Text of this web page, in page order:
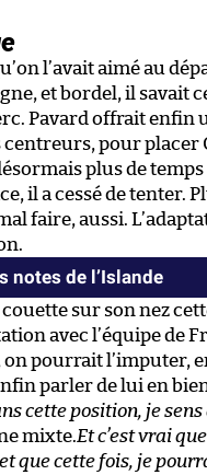
l’avait aimé au
et bordel, il savait
Pavard offrait enfin
pour placer
plus de
il a cessé de tenter.
faire, aussi.
notes de l’Islande
sur son nez
avec l’équipe de
pourrait l’imputer,
parler de lui en
cette position, je
mixte.Et c’est vrai
que cette fois, je